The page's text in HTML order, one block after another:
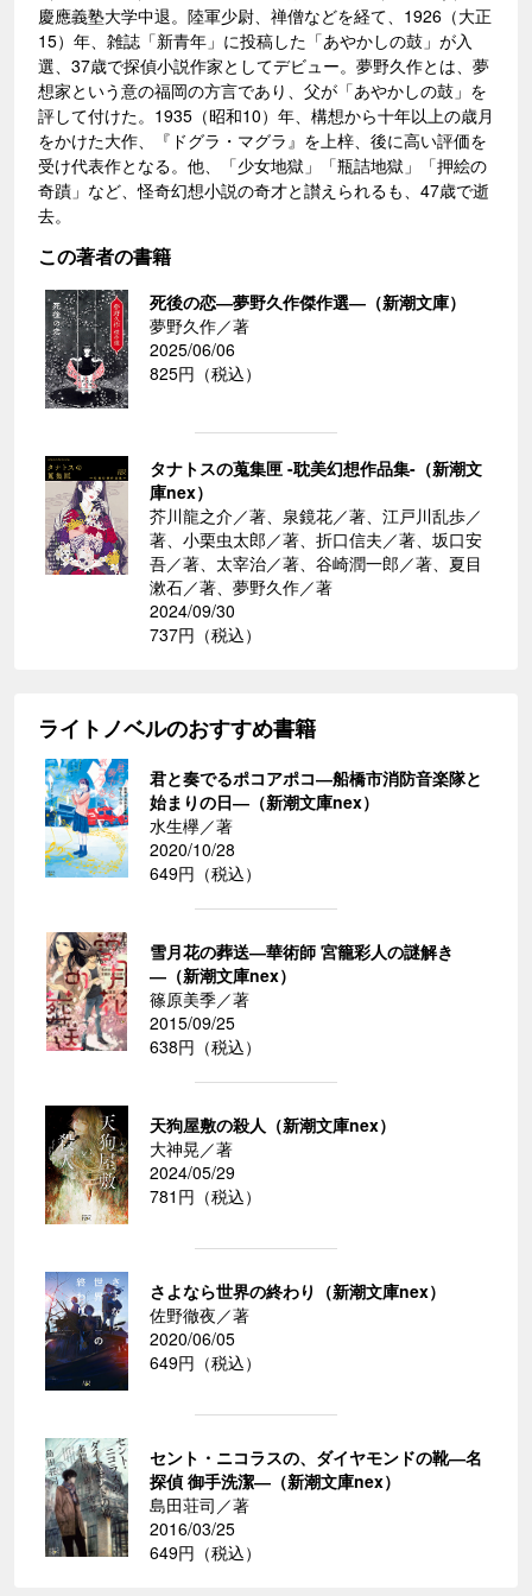
慶應義塾大学中退。陸軍少尉、禅僧などを経て、1926（大正
15）年、雑誌「新青年」に投稿した「あやかしの鼓」が入
選、37歳で探偵小説作家としてデビュー。夢野久作とは、夢
想家という意の福岡の方言であり、父が「あやかしの鼓」を
評して付けた。1935（昭和10）年、構想から十年以上の歳月
をかけた大作、『ドグラ・マグラ』を上梓、後に高い評価を
受け代表作となる。他、「少女地獄」「瓶詰地獄」「押絵の
奇蹟」など、怪奇幻想小説の奇才と讃えられるも、47歳で逝
去。
この著者の書籍
死後の恋―夢野久作傑作選―（新潮文庫）
夢野久作／著
2025/06/06
825円（税込）
タナトスの蒐集匣 -耽美幻想作品集-（新潮文
庫nex）
芥川龍之介／著、泉鏡花／著、江戸川乱歩／
著、小栗虫太郎／著、折口信夫／著、坂口安
吾／著、太宰治／著、谷崎潤一郎／著、夏目
漱石／著、夢野久作／著
2024/09/30
737円（税込）
ライトノベルのおすすめ書籍
君と奏でるポコアポコ―船橋市消防音楽隊と
始まりの日―（新潮文庫nex）
水生欅／著
2020/10/28
649円（税込）
雪月花の葬送―華術師 宮籠彩人の謎解き
―（新潮文庫nex）
篠原美季／著
2015/09/25
638円（税込）
天狗屋敷の殺人（新潮文庫nex）
大神晃／著
2024/05/29
781円（税込）
さよなら世界の終わり（新潮文庫nex）
佐野徹夜／著
2020/06/05
649円（税込）
セント・ニコラスの、ダイヤモンドの靴―名
探偵 御手洗潔―（新潮文庫nex）
島田荘司／著
2016/03/25
649円（税込）